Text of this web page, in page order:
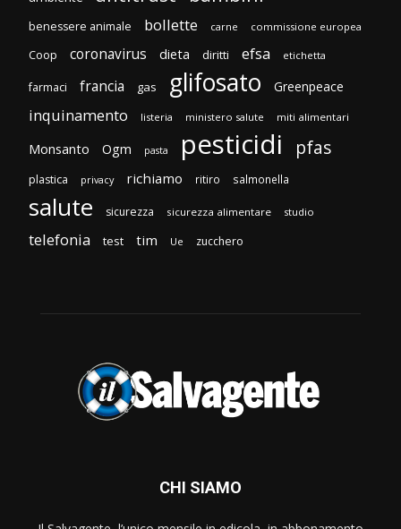
benessere animale bollette carne commissione europea
Coop coronavirus dieta diritti efsa etichetta
farmaci francia gas glifosato Greenpeace
inquinamento listeria ministero salute miti alimentari
Monsanto Ogm pasta pesticidi pfas
plastica privacy richiamo ritiro salmonella
salute sicurezza sicurezza alimentare studio
telefonia test tim Ue zucchero
CHI SIAMO